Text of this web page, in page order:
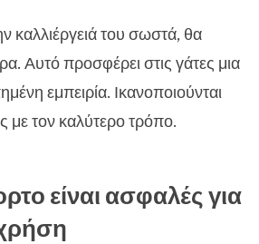
καλλιέργειά του σωστά, θα
Αυτό προσφέρει στις γάτες μια
εμπειρία. Ικανοποιούνται
με τον καλύτερο τρόπο.
είναι ασφαλές για